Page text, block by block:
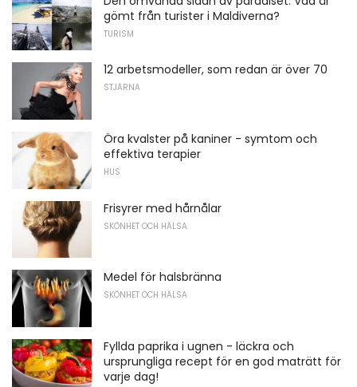
gömt från turister i Maldiverna?
TURISM
12 arbetsmodeller, som redan är över 70
STJÄRNA
Öra kvalster på kaniner - symtom och
effektiva terapier
HUS
Frisyrer med hårnålar
SKÖNHET OCH HÄLSA
Medel för halsbränna
SKÖNHET OCH HÄLSA
Fyllda paprika i ugnen - läckra och
ursprungliga recept för en god maträtt för
varje dag!